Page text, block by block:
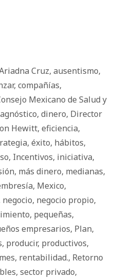
Cruz, ausentismo,
, compañías,
Mexicano de Salud y
, dinero, Director
Hewitt, eficiencia,
, éxito, há­bi­tos,
, Incentivos, iniciativa,
, más dinero, medianas,
, Mexico,
negocio, negocio propio,
, pequeñas,
empresarios, Plan,
, producir, productivos,
, rentabilidad., Retorno
, sector privado,